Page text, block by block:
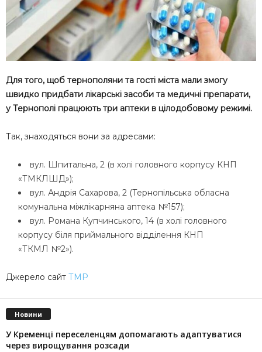
Для того, щоб тернополяни та гості міста мали змогу
швидко придбати лікарські засоби та медичні препарати,
у Тернополі працюють три аптеки в цілодобовому режимі.
Так, знаходяться вони за адресами:
вул. Шпитальна, 2 (в холі головного корпусу КНП
«ТМКЛШД»);
вул. Андрія Сахарова, 2 (Тернопільська обласна
комунальна міжлікарняна аптека №157);
вул. Романа Купчинського, 14 (в холі головного
корпусу біля приймального відділення КНП
«ТКМЛ №2»).
Джерело сайт ТМР
Новини
У Кременці переселенцям допомагають адаптуватися
через вирощування розсади